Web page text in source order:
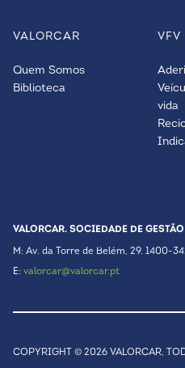
VALORCAR
Quem Somos
Biblioteca
VFV
vida
VALORCAR. SOCIEDADE DE
M: Av. da Torre de Belém, 29. 1400-
E: valorcar@valorcar.pt
COPYRIGHT © 2026 VALORCAR,